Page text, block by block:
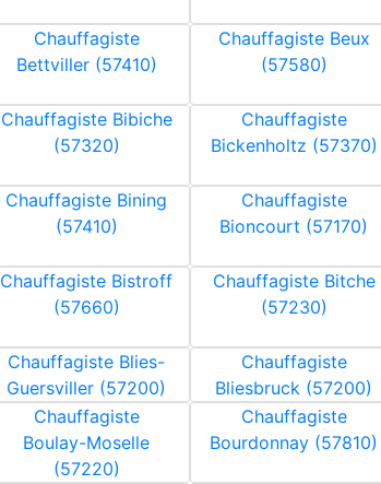
Chauffagiste
Bettviller (57410)
Chauffagiste Beux
(57580)
Chauffagiste Bibiche
(57320)
Chauffagiste
Bickenholtz (57370)
Chauffagiste Bining
(57410)
Chauffagiste
Bioncourt (57170)
Chauffagiste Bistroff
(57660)
Chauffagiste Bitche
(57230)
Chauffagiste Blies-
Guersviller (57200)
Chauffagiste
Bliesbruck (57200)
Chauffagiste
Boulay-Moselle
(57220)
Chauffagiste
Bourdonnay (57810)